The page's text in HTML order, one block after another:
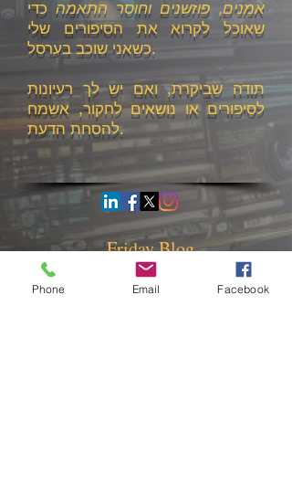
אמנים, פוזשנים וחוסר התאמה כדי
שאוכל לקרוא את הסיפורים שלי
כשאני שוכב בערסל.
תודה שביקרת, ואם יש לך רעיונות
לסיפורים או נושאים לחקור, אשמח
להסחת הדעת.
Friday Blog
Phone Email Facebook